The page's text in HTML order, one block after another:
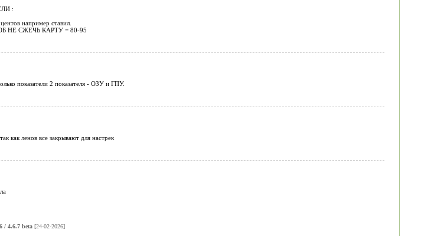
:
например ставил.
НЕ СЖЕЧЬ КАРТУ = 80-95
показатели 2 показателя - ОЗУ и ГПУ.
как ленов все закрывают для настрек
/ 4.6.7 beta[24-02-2026]